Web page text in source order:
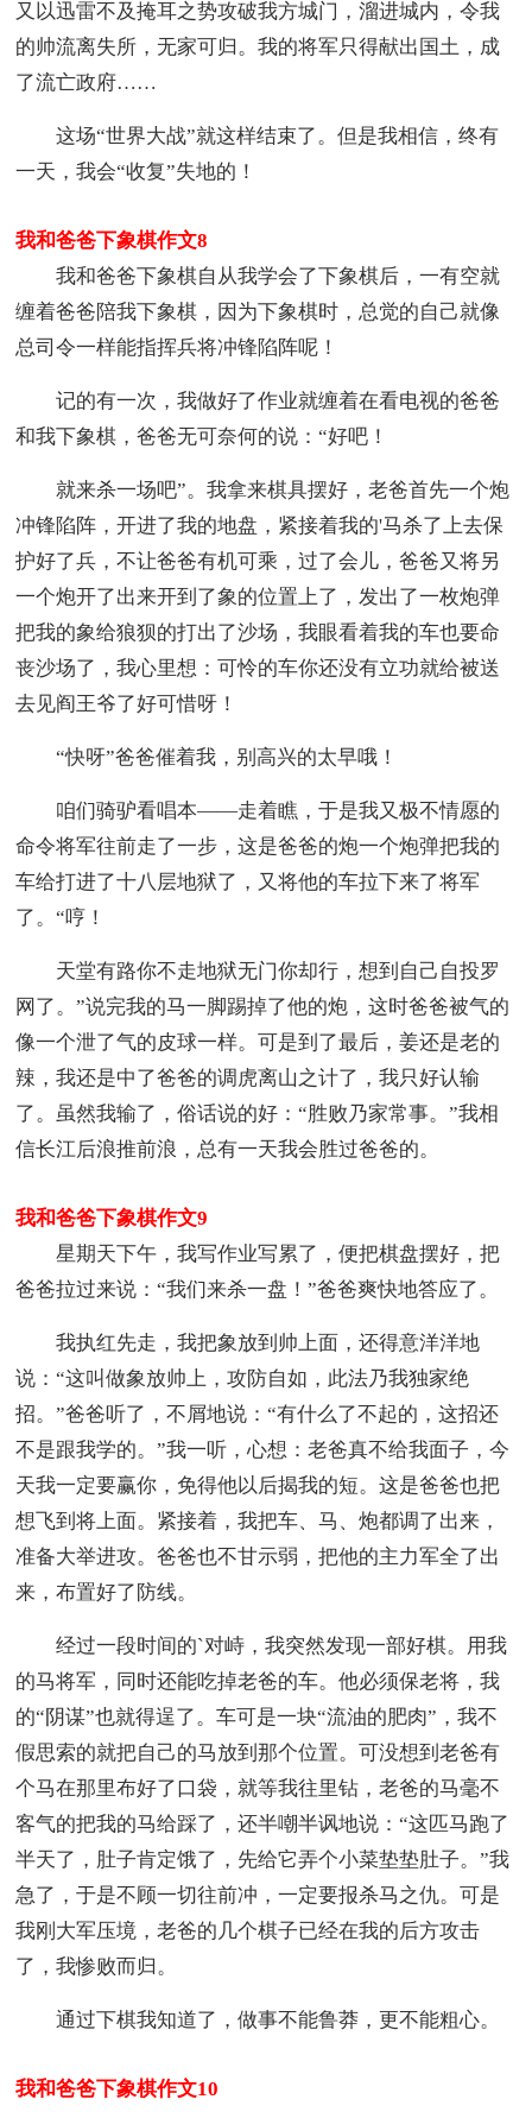
又以迅雷不及掩耳之势攻破我方城门，溜进城内，令我
的帅流离失所，无家可归。我的将军只得献出国土，成
了流亡政府……
这场“世界大战”就这样结束了。但是我相信，终有
一天，我会“收复”失地的！
我和爸爸下象棋作文8
我和爸爸下象棋自从我学会了下象棋后，一有空就
缠着爸爸陪我下象棋，因为下象棋时，总觉的自己就像
总司令一样能指挥兵将冲锋陷阵呢！
记的有一次，我做好了作业就缠着在看电视的爸爸
和我下象棋，爸爸无可奈何的说：“好吧！
就来杀一场吧”。我拿来棋具摆好，老爸首先一个炮
冲锋陷阵，开进了我的地盘，紧接着我的'马杀了上去保
护好了兵，不让爸爸有机可乘，过了会儿，爸爸又将另
一个炮开了出来开到了象的位置上了，发出了一枚炮弹
把我的象给狼狈的打出了沙场，我眼看着我的车也要命
丧沙场了，我心里想：可怜的车你还没有立功就给被送
去见阎王爷了好可惜呀！
“快呀”爸爸催着我，别高兴的太早哦！
咱们骑驴看唱本——走着瞧，于是我又极不情愿的
命令将军往前走了一步，这是爸爸的炮一个炮弹把我的
车给打进了十八层地狱了，又将他的车拉下来了将军
了。“哼！
天堂有路你不走地狱无门你却行，想到自己自投罗
网了。”说完我的马一脚踢掉了他的炮，这时爸爸被气的
像一个泄了气的皮球一样。可是到了最后，姜还是老的
辣，我还是中了爸爸的调虎离山之计了，我只好认输
了。虽然我输了，俗话说的好：“胜败乃家常事。”我相
信长江后浪推前浪，总有一天我会胜过爸爸的。
我和爸爸下象棋作文9
星期天下午，我写作业写累了，便把棋盘摆好，把
爸爸拉过来说：“我们来杀一盘！”爸爸爽快地答应了。
我执红先走，我把象放到帅上面，还得意洋洋地
说：“这叫做象放帅上，攻防自如，此法乃我独家绝
招。”爸爸听了，不屑地说：“有什么了不起的，这招还
不是跟我学的。”我一听，心想：老爸真不给我面子，今
天我一定要赢你，免得他以后揭我的短。这是爸爸也把
想飞到将上面。紧接着，我把车、马、炮都调了出来，
准备大举进攻。爸爸也不甘示弱，把他的主力军全了出
来，布置好了防线。
经过一段时间的`对峙，我突然发现一部好棋。用我
的马将军，同时还能吃掉老爸的车。他必须保老将，我
的“阴谋”也就得逞了。车可是一块“流油的肥肉”，我不
假思索的就把自己的马放到那个位置。可没想到老爸有
个马在那里布好了口袋，就等我往里钻，老爸的马毫不
客气的把我的马给踩了，还半嘲半讽地说：“这匹马跑了
半天了，肚子肯定饿了，先给它弄个小菜垫垫肚子。”我
急了，于是不顾一切往前冲，一定要报杀马之仇。可是
我刚大军压境，老爸的几个棋子已经在我的后方攻击
了，我惨败而归。
通过下棋我知道了，做事不能鲁莽，更不能粗心。
我和爸爸下象棋作文10